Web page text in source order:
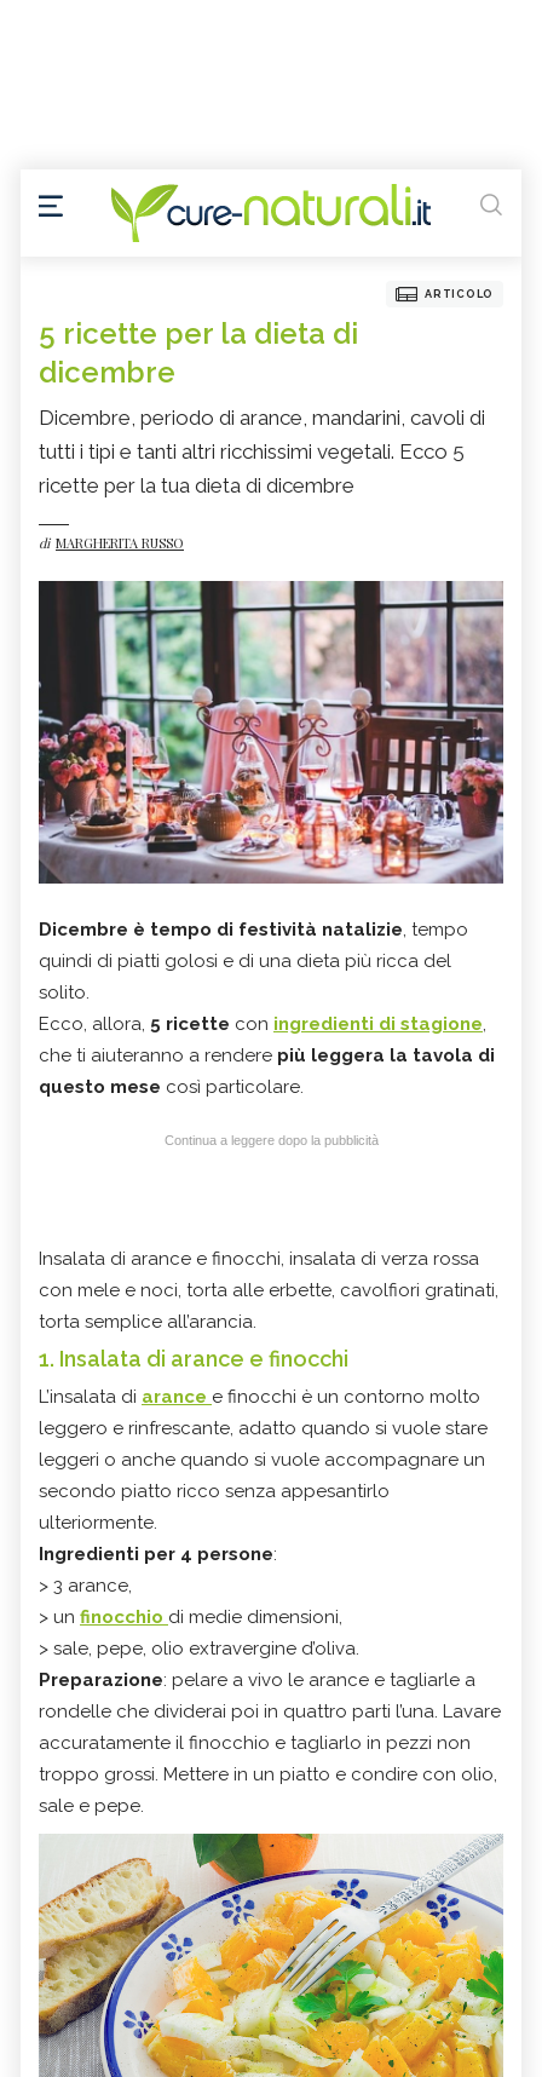
ARTICOLO
5 ricette per la dieta di
dicembre
Dicembre, periodo di arance, mandarini, cavoli di
tutti i tipi e tanti altri ricchissimi vegetali. Ecco 5
ricette per la tua dieta di dicembre
di MARGHERITA RUSSO
Dicembre è tempo di festività natalizie, tempo
quindi di piatti golosi e di una dieta più ricca del
solito.
Ecco, allora, 5 ricette con ingredienti di stagione,
che ti aiuteranno a rendere più leggera la tavola di
questo mese così particolare.
Continua a leggere dopo la pubblicità
Insalata di arance e finocchi, insalata di verza rossa
con mele e noci, torta alle erbette, cavolfiori gratinati,
torta semplice all’arancia.
1. Insalata di arance e finocchi
L’insalata di arance e finocchi è un contorno molto
leggero e rinfrescante, adatto quando si vuole stare
leggeri o anche quando si vuole accompagnare un
secondo piatto ricco senza appesantirlo
ulteriormente.
Ingredienti per 4 persone:
> 3 arance,
> un finocchio di medie dimensioni,
> sale, pepe, olio extravergine d’oliva.
Preparazione: pelare a vivo le arance e tagliarle a
rondelle che dividerai poi in quattro parti l’una. Lavare
accuratamente il finocchio e tagliarlo in pezzi non
troppo grossi. Mettere in un piatto e condire con olio,
sale e pepe.